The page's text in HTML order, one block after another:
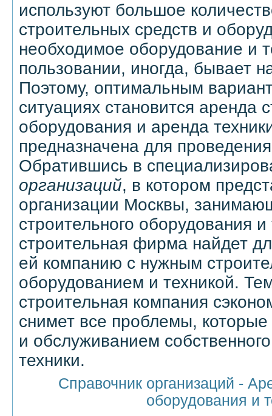
используют большое
строительных средств и
необходимое оборудование и
пользовании, иногда, бывает
Поэтому, оптимальным
ситуациях становится аренда
оборудования и аренда
предназначена для
Обратившись в
организаций, в котором
организации Москвы,
строительного оборудования
строительная фирма найдет
ей компанию с нужным
оборудованием и техникой.
строительная компания
снимет все проблемы,
и обслуживанием
техники.
Справочник организаций -
оборудования и